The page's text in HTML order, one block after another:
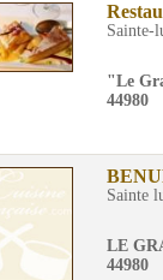
Sainte-
"Le
44980
Sainte
LE
44980